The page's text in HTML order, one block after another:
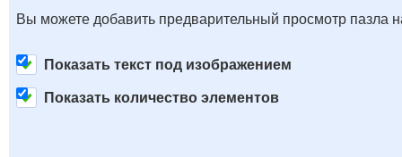
Вы можете добавить предварительный просмотр пазла
Показать текст под изображением
Показать количество элементов